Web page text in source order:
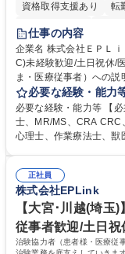
資格取得支援あり
転
完全週休2日制
仕事の内容
企業名 株式会社ＥＰＬｉｎｋ 求人名 【鴨川】治験コーディネ
C)未経験歓迎/土日祝休/医療資格を活かす
ま・医療従事者）への
験業務を底支えしていき
から専門性が身につく社会貢献度
ま・医療従事者）への説
ング・服薬状況の確認 ■
り、各関係者の間で治
フレックスタイム制/プ
率は90%以上/育児補助支援金等も有 募集職種 【鴨
ター(CRC)未経験歓迎/
必要な経験・能力
必要な経験・能力等 【
士、MR/MS、CRA CRC
心理士、作業療法士、獣
ーション能力や、カル
足説明ができる点、など
は、約2週間のe-learning
トに合格後、OJTとな
に合わせてサポートしていく
学歴：大学院 大学 高専
師 薬剤師
正社員
株式会社EPLink
【大宮･川越(埼
従事者歓迎/土日
治験協力者（患者様・医療従